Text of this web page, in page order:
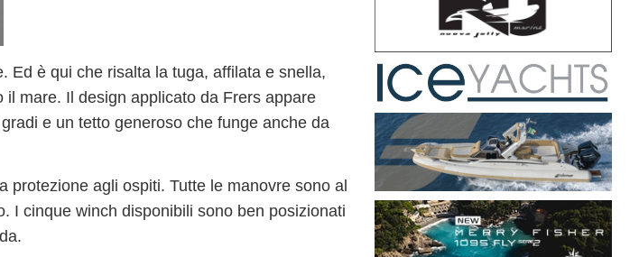
Ed è qui che risalta la tuga, affilata e snella,
il mare. Il design applicato da Frers appare
e un tetto generoso che funge anche da
protezione agli ospiti. Tutte le manovre sono al
I cinque winch disponibili sono ben posizionati
.